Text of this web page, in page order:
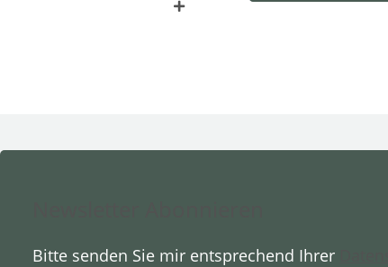
Bitte senden Sie mir entsprechend Ihrer